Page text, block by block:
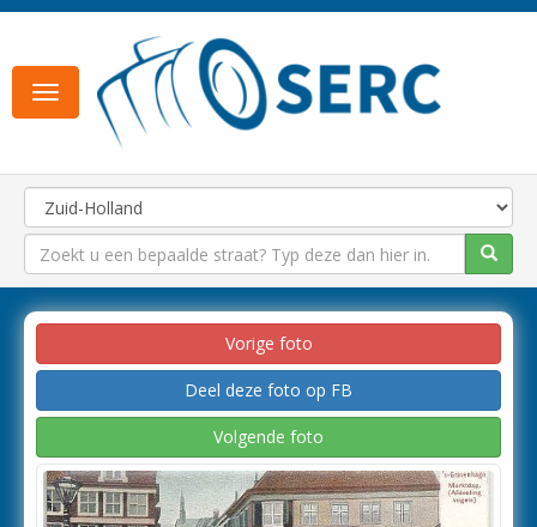
Toggle
navigation
Vorige foto
Deel deze foto op FB
Volgende foto